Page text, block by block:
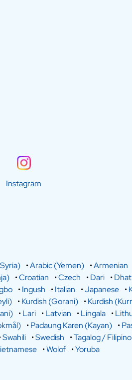
Instagram
•Arabic (Yemen) •Armenian
•Croatian •Czech •Dari •
•Ingush •Italian •Japanese •
•Kurdish (Gorani) •Kurdish
•Lari •Latvian •Lingala •
•Padaung Karen (Kayan) •
Swahili •Swedish •Tagalog / Filipino
•Wolof •Yoruba